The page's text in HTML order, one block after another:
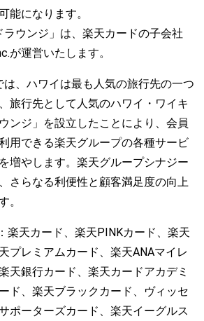
能になります。
ウンジ」は、楽天カードの子会社
が運営いたします。
は、ハワイは最も人気の旅行先の一つ
旅行先として人気のハワイ・ワイキ
ンジ」を設立したことにより、会員
用できる楽天グループの各種サービ
増やします。楽天グループシナジー
さらなる利便性と顧客満足度の向上
。
楽天カード、楽天PINKカード、楽天
プレミアムカード、楽天ANAマイレ
天銀行カード、楽天カードアカデミ
ド、楽天ブラックカード、ヴィッセ
ポーターズカード、楽天イーグルス